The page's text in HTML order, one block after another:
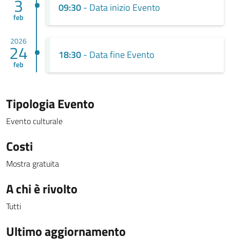
3
feb
09:30- Data inizio Evento
2026
24
feb
18:30- Data fine Evento
Tipologia Evento
Evento culturale
Costi
Mostra gratuita
A chi è rivolto
Tutti
Ultimo aggiornamento